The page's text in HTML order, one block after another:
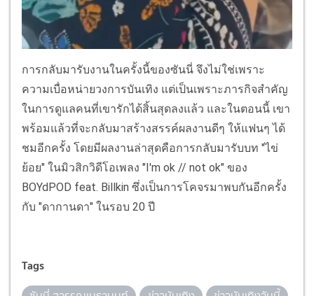
การกลับมารับงานในครั้งนี้ของซันนี่ จึงไม่ใช่เพราะ
ความเบื่อหน่ายวงการบันเทิง แต่เป็นเพราะภารกิจสำคัญ
ในการดูแลคนที่เขารักได้สิ้นสุดลงแล้ว และในตอนนี้ เขา
พร้อมแล้วที่จะกลับมาสร้างสรรค์ผลงานดีๆ ให้แฟนๆ ได้
ชมอีกครั้ง โดยมีผลงานล่าสุดคือการกลับมารับบท "ไข่
ย้อย" ในมิวสิกวิดีโอเพลง "I'm ok // not ok" ของ
BOYdPOD feat. Billkin ซึ่งเป็นการโคจรมาพบกันอีกครั้ง
กับ "ดากานดา" ในรอบ 20 ปี
Tags